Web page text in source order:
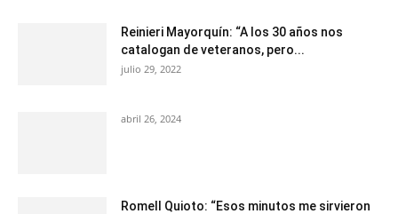
Reinieri Mayorquín: “A los 30 años nos
catalogan de veteranos, pero...
julio 29, 2022
abril 26, 2024
Romell Quioto: “Esos minutos me sirvieron